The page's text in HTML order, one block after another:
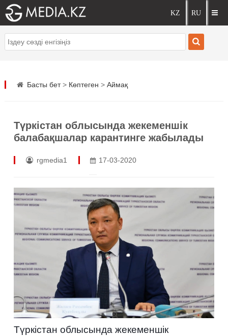
Басты бет> Көптеген > Аймақ
Түркістан облысында жекеменшік
балабақшалар карантинге жабылады
rgmedia1 17-03-2020
Түркістан облысында жекеменшік